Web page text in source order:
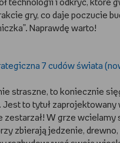
technologii i odkryć, które
gry, co daje poczucie
Naprawdę warto!
straszne, to koniecznie
Jest to tytuł zaprojektowany
zestarzał! W grze wcielamy
zbierają jedzenie, drewno,